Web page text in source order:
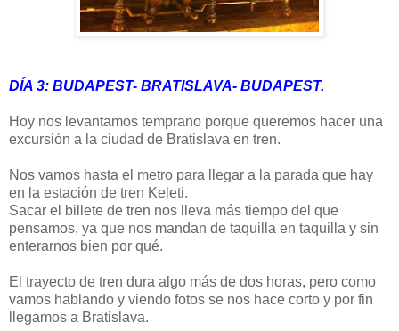
DÍA 3: BUDAPEST- BRATISLAVA- BUDAPEST.
Hoy nos levantamos temprano porque queremos hacer una
excursión a la ciudad de Bratislava en tren.
Nos vamos hasta el metro para llegar a la parada que hay
en la estación de tren Keleti.
Sacar el billete de tren nos lleva más tiempo del que
pensamos, ya que nos mandan de taquilla en taquilla y sin
enterarnos bien por qué.
El trayecto de tren dura algo más de dos horas, pero como
vamos hablando y viendo fotos se nos hace corto y por fin
llegamos a Bratislava.